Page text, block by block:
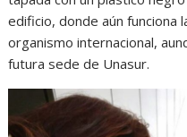
edificio, donde aún funciona
organismo internacional,
futura sede de Unasur.